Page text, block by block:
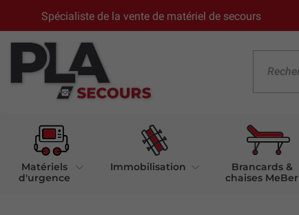
Spécialiste de la vente de matériel de secours
Matériels
d'urgence
Immobilisation
Brancards &
chaises MeBer